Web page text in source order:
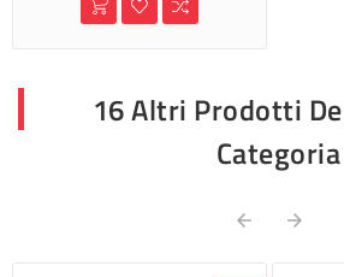
16 Altri Prodotti
Categoria
 